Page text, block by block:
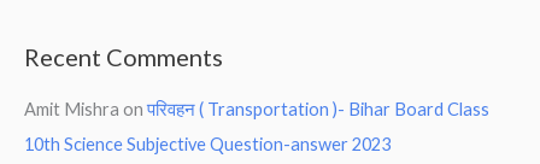
Recent Comments
Amit Mishra onपरिवहन ( Transportation )- Bihar Board Class
10th Science Subjective Question-answer 2023